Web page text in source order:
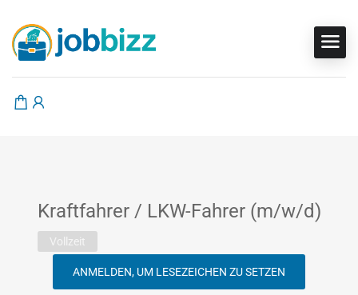
Kraftfahrer / LKW-Fahrer (m/w/d)
Vollzeit
ANMELDEN, UM LESEZEICHEN ZU SETZEN